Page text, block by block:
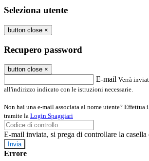
Seleziona utente
button close ×
Recupero password
button close ×
E-mail Verrà
all'indirizzo indicato con le istruzioni necessarie.
Non hai una e-mail associata al nome utente? Effettua
tramite la Login Spaggiari
E-mail inviata, si prega di controllare la casella
Errore